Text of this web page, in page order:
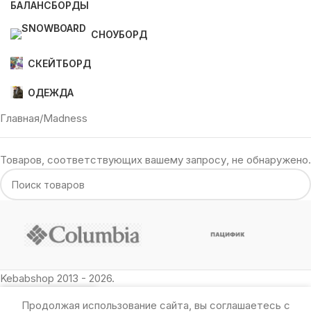
БАЛАНСБОРДЫ
СНОУБОРД
СКЕЙТБОРД
ОДЕЖДА
Главная Madness
Товаров, соответствующих вашему запросу, не обнаружено.
Kebabshop 2013 - 2026.
Продолжая использование сайта, вы соглашаетесь с